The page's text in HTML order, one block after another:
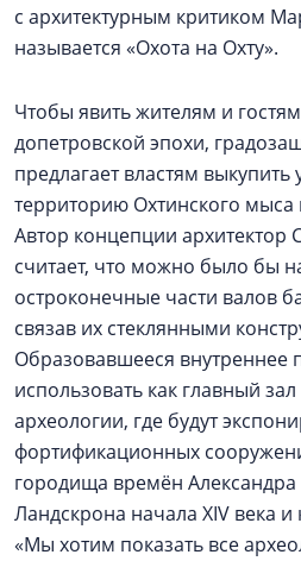
с архитектурным критиком
называется «Охота на Охту».
Чтобы явить жителям и
допетровской эпохи,
предлагает властям выкупить
территорию Охтинского мыса
Автор концепции архитектор
считает, что можно было бы
остроконечные части валов
связав их стеклянными
Образовавшееся внутреннее
использовать как главный
археологии, где будут
фортификационных
городища времён Александра
Ландскрона начала XIV века
«Мы хотим показать все